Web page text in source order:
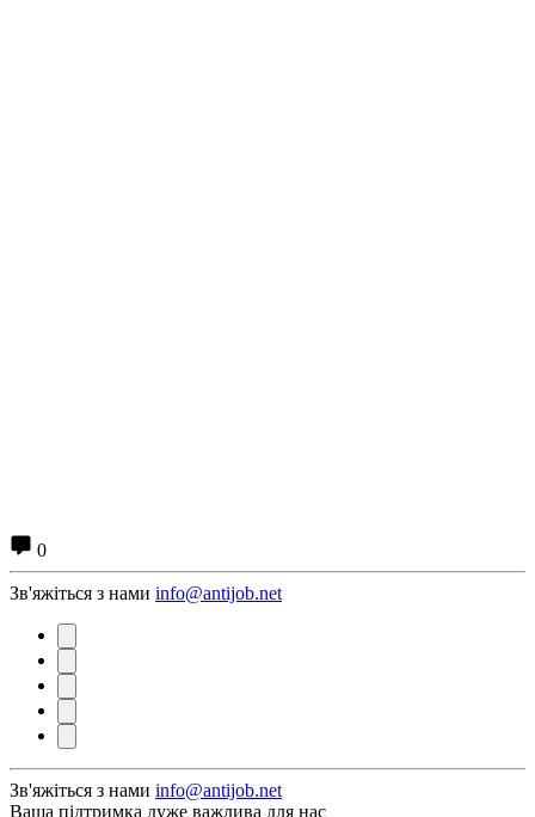
0
Зв'яжіться з нами info@antijob.net
Зв'яжіться з нами info@antijob.net
Ваша підтримка дуже важлива для нас